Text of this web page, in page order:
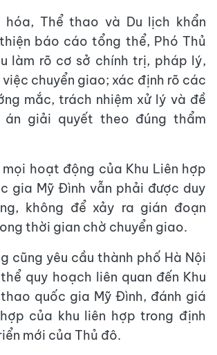
hóa, Thể thao và Du lịch khẩn
báo cáo tổng thể, Phó Thủ
làm rõ cơ sở chính trị, pháp lý,
chuyển giao; xác định rõ các
mắc, trách nhiệm xử lý và đề
án giải quyết theo đúng thẩm
mọi hoạt động của Khu Liên hợp
gia Mỹ Đình vẫn phải được duy
không để xảy ra gián đoạn
thời gian chờ chuyển giao.
cũng yêu cầu thành phố Hà Nội
quy hoạch liên quan đến Khu
quốc gia Mỹ Đình, đánh giá
của khu liên hợp trong định
mới của Thủ đô.